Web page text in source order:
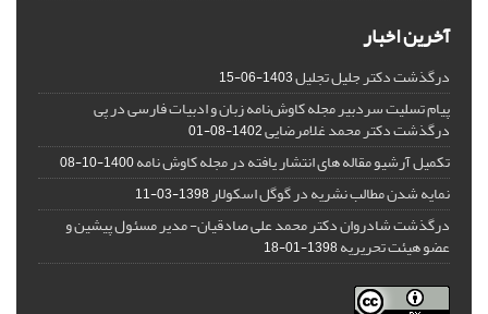
آخرین اخبار
درگذشت دکتر جلیل تجلیل1403-06-15
پیام تسلیت سردبیر مجله کاوش‌نامه زبان و ادبیات فارسی در پی
درگذشت دکتر محمد غلامرضایی1402-08-01
تکمیل آرشیو مقاله های انتشار یافته در مجله کاوش نامه1400-10-08
نمایه شدن مطالب نشریه در گوگل اسکولار1398-03-11
درگذشت شادروان دکتر محمد علی صادقیان- مدیر مسئول پیشین و
عضو هیئت تحریریه1398-01-18